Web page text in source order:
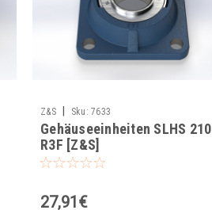
Z&S Sku: 7633
Gehäuseeinheiten SLHS 210
R3F [Z&S]
27,91€